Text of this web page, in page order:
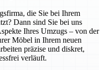
die Sie bei Ihrem
Dann sind Sie bei uns
Ihres Umzugs – von der
Möbel in Ihrem neuen
präzise und diskret,
verläuft.